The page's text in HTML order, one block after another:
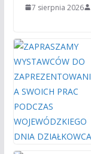
7 sierpnia 2026